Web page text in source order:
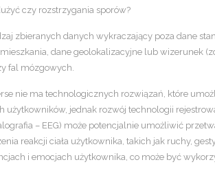
czy rozstrzygania sporów?
zbieranych danych wykraczający poza dane
dane geolokalizacyjne lub wizerunek
fal mózgowych.
nie ma technologicznych rozwiązań, które
użytkowników, jednak rozwój technologii
– EEG) może potencjalnie umożliwić
reakcji ciała użytkownika, takich jak ruchy,
i emocjach użytkownika, co może być